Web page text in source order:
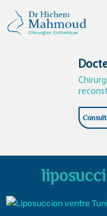
content